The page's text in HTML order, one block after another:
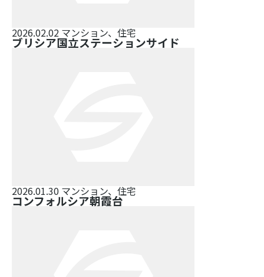
2026.02.02 マンション、住宅
ブリシア国立ステーションサイド
2026.01.30 マンション、住宅
コンフォルシア朝霞台